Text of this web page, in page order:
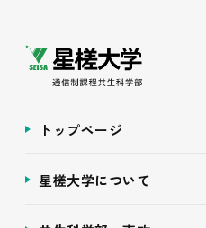
トップページ
星槎大学について